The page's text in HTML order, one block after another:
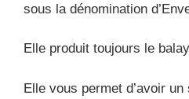
sous la dénomination
Elle produit toujours le
Elle vous permet d’avoir